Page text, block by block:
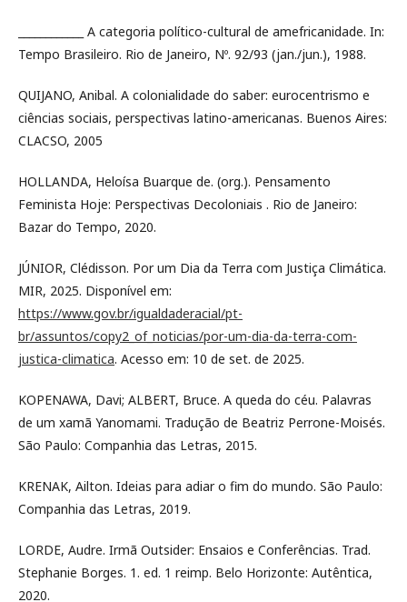
____________ A categoria político-cultural de amefricanidade. In:
Tempo Brasileiro. Rio de Janeiro, Nº. 92/93 (jan./jun.), 1988.
QUIJANO, Anibal. A colonialidade do saber: eurocentrismo e
ciências sociais, perspectivas latino-americanas. Buenos Aires:
CLACSO, 2005
HOLLANDA, Heloísa Buarque de. (org.). Pensamento
Feminista Hoje: Perspectivas Decoloniais . Rio de Janeiro:
Bazar do Tempo, 2020.
JÚNIOR, Clédisson. Por um Dia da Terra com Justiça Climática.
MIR, 2025. Disponível em:
https://www.gov.br/igualdaderacial/pt-
br/assuntos/copy2_of_noticias/por-um-dia-da-terra-com-
justica-climatica. Acesso em: 10 de set. de 2025.
KOPENAWA, Davi; ALBERT, Bruce. A queda do céu. Palavras
de um xamã Yanomami. Tradução de Beatriz Perrone-Moisés.
São Paulo: Companhia das Letras, 2015.
KRENAK, Ailton. Ideias para adiar o fim do mundo. São Paulo:
Companhia das Letras, 2019.
LORDE, Audre. Irmã Outsider: Ensaios e Conferências. Trad.
Stephanie Borges. 1. ed. 1 reimp. Belo Horizonte: Autêntica,
2020.